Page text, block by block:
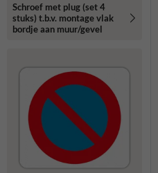
Schroef met plug (set 4
stuks) t.b.v. montage vlak
bordje aan muur/gevel